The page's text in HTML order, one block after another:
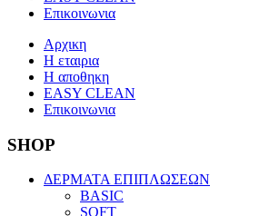
Επικοινωνια
Αρχικη
Η εταιρια
Η αποθηκη
EASY CLEAN
Επικοινωνια
SHOP
ΔΕΡΜΑΤΑ ΕΠΙΠΛΩΣΕΩΝ
BASIC
SOFT